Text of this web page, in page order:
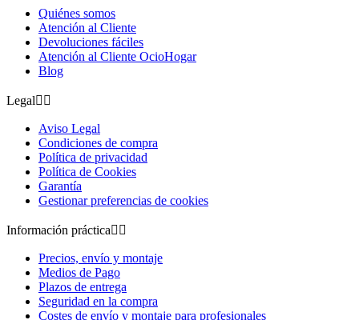
Quiénes somos
Atención al Cliente
Devoluciones fáciles
Atención al Cliente OcioHogar
Blog
Legal 
Aviso Legal
Condiciones de compra
Política de privacidad
Política de Cookies
Garantía
Gestionar preferencias de cookies
Información práctica 
Precios, envío y montaje
Medios de Pago
Plazos de entrega
Seguridad en la compra
Costes de envío y montaje para profesionales